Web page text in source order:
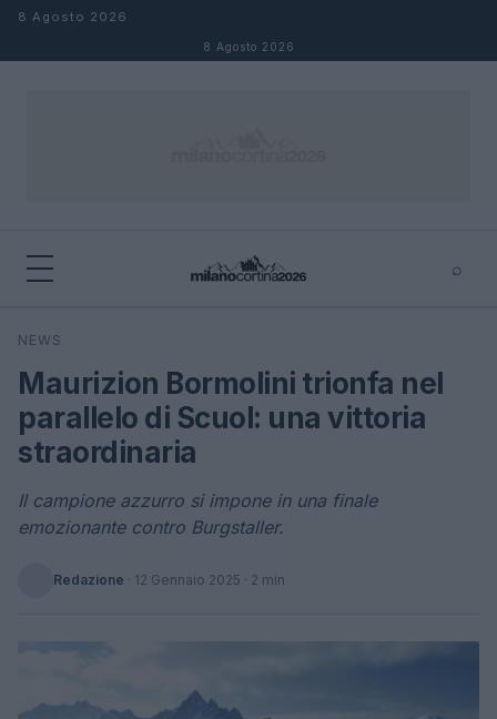
Salta al contenuto
8 Agosto 2026
8 Agosto 2026
⌕
Cerca
NEWS
Maurizion Bormolini trionfa nel
parallelo di Scuol: una vittoria
straordinaria
Il campione azzurro si impone in una finale
emozionante contro Burgstaller.
Redazione · 12 Gennaio 2025 · 2 min